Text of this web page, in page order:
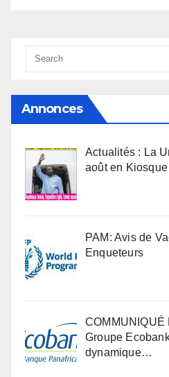
Annonces
Actualités : La
août en Kiosque
PAM: Avis de
Enqueteurs
Groupe
dynamique…